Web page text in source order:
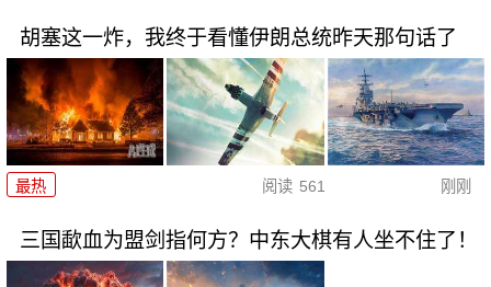
胡塞这一炸，我终于看懂伊朗总统昨天那句话了
最热 阅读 561 刚刚
三国歃血为盟剑指何方？中东大棋有人坐不住了！